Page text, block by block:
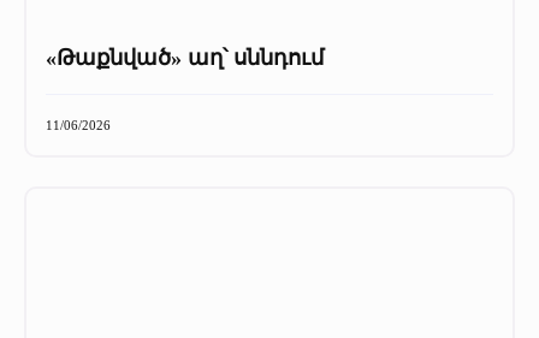
«Թաքնված» աղ՝ սննդում
11/06/2026